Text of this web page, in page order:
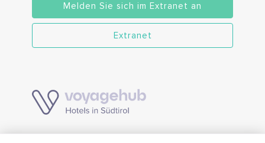
Melden Sie sich im Extranet an
Extranet